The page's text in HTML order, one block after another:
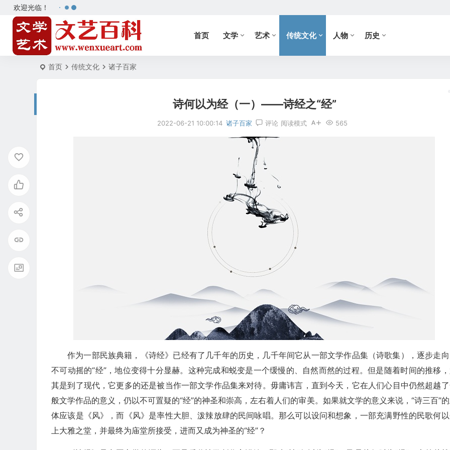
欢迎光临！
首页 文学 艺术 传统文化 人物 历史
首页 传统文化 诸子百家
诗何以为经（一）——诗经之“经”
2022-06-21 10:00:14 诸子百家 评论 565
阅读模式
作为一部民族典籍，《诗经》已经有了几千年的历史，几千年间它从一部文学作品集（诗歌集），逐步走
不可动摇的“经”，地位变得十分显赫。这种完成和蜕变是一个缓慢的、自然而然的过程。但是随着时间的推移
其是到了现代，它更多的还是被当作一部文学作品集来对待。毋庸讳言，直到今天，它在人们心目中仍然超越
般文学作品的意义，仍以不可置疑的“经”的神圣和崇高，左右着人们的审美。如果就文学的意义来说，“诗三百”
体应该是《风》，而《风》是率性大胆、泼辣放肆的民间咏唱。那么可以设问和想象，一部充满野性的民歌何
上大雅之堂，并最终为庙堂所接受，进而又成为神圣的“经”？